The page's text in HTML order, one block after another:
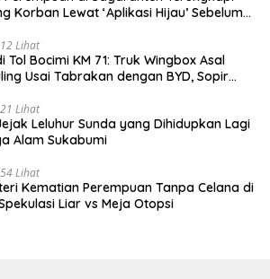
Korban Lewat ‘Aplikasi Hijau’ Sebelum
Lihat
Tol Bocimi KM 71: Truk Wingbox Asal
Usai Tabrakan dengan BYD, Sopir
Lihat
Leluhur Sunda yang Dihidupkan Lagi
Alam Sukabumi
Lihat
Kematian Perempuan Tanpa Celana di
Liar vs Meja Otopsi